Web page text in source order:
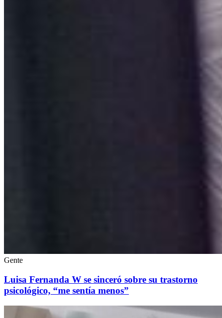
Gente
Luisa Fernanda W se sinceró sobre su trastorno
psicológico, “me sentía menos”